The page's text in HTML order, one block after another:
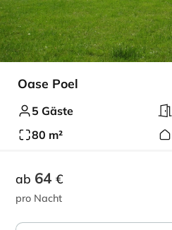
Oase Poel
5 Gäste
80 m²
ab 64 €
pro Nacht